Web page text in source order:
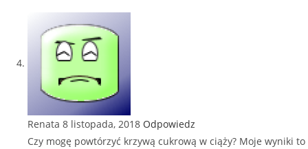
Renata 8 listopada, 2018 Odpowiedz
Czy mogę powtórzyć krzywą cukrową w ciąży? Moje wyniki to